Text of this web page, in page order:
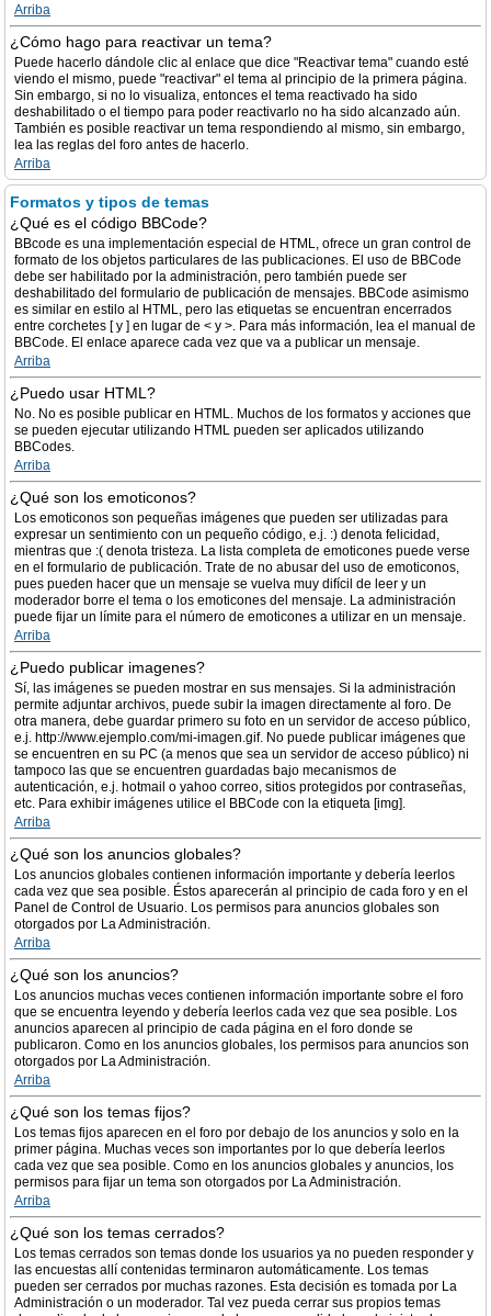
Arriba
¿Cómo hago para reactivar un tema?
Puede hacerlo dándole clic al enlace que dice "Reactivar tema" cuando esté
viendo el mismo, puede "reactivar" el tema al principio de la primera página.
Sin embargo, si no lo visualiza, entonces el tema reactivado ha sido
deshabilitado o el tiempo para poder reactivarlo no ha sido alcanzado aún.
También es posible reactivar un tema respondiendo al mismo, sin embargo,
lea las reglas del foro antes de hacerlo.
Arriba
Formatos y tipos de temas
¿Qué es el código BBCode?
BBcode es una implementación especial de HTML, ofrece un gran control de
formato de los objetos particulares de las publicaciones. El uso de BBCode
debe ser habilitado por la administración, pero también puede ser
deshabilitado del formulario de publicación de mensajes. BBCode asimismo
es similar en estilo al HTML, pero las etiquetas se encuentran encerrados
entre corchetes [ y ] en lugar de < y >. Para más información, lea el manual de
BBCode. El enlace aparece cada vez que va a publicar un mensaje.
Arriba
¿Puedo usar HTML?
No. No es posible publicar en HTML. Muchos de los formatos y acciones que
se pueden ejecutar utilizando HTML pueden ser aplicados utilizando
BBCodes.
Arriba
¿Qué son los emoticonos?
Los emoticonos son pequeñas imágenes que pueden ser utilizadas para
expresar un sentimiento con un pequeño código, e.j. :) denota felicidad,
mientras que :( denota tristeza. La lista completa de emoticones puede verse
en el formulario de publicación. Trate de no abusar del uso de emoticonos,
pues pueden hacer que un mensaje se vuelva muy difícil de leer y un
moderador borre el tema o los emoticones del mensaje. La administración
puede fijar un límite para el número de emoticones a utilizar en un mensaje.
Arriba
¿Puedo publicar imagenes?
Sí, las imágenes se pueden mostrar en sus mensajes. Si la administración
permite adjuntar archivos, puede subir la imagen directamente al foro. De
otra manera, debe guardar primero su foto en un servidor de acceso público,
e.j. http://www.ejemplo.com/mi-imagen.gif. No puede publicar imágenes que
se encuentren en su PC (a menos que sea un servidor de acceso público) ni
tampoco las que se encuentren guardadas bajo mecanismos de
autenticación, e.j. hotmail o yahoo correo, sitios protegidos por contraseñas,
etc. Para exhibir imágenes utilice el BBCode con la etiqueta [img].
Arriba
¿Qué son los anuncios globales?
Los anuncios globales contienen información importante y debería leerlos
cada vez que sea posible. Éstos aparecerán al principio de cada foro y en el
Panel de Control de Usuario. Los permisos para anuncios globales son
otorgados por La Administración.
Arriba
¿Qué son los anuncios?
Los anuncios muchas veces contienen información importante sobre el foro
que se encuentra leyendo y debería leerlos cada vez que sea posible. Los
anuncios aparecen al principio de cada página en el foro donde se
publicaron. Como en los anuncios globales, los permisos para anuncios son
otorgados por La Administración.
Arriba
¿Qué son los temas fijos?
Los temas fijos aparecen en el foro por debajo de los anuncios y solo en la
primer página. Muchas veces son importantes por lo que debería leerlos
cada vez que sea posible. Como en los anuncios globales y anuncios, los
permisos para fijar un tema son otorgados por La Administración.
Arriba
¿Qué son los temas cerrados?
Los temas cerrados son temas donde los usuarios ya no pueden responder y
las encuestas allí contenidas terminaron automáticamente. Los temas
pueden ser cerrados por muchas razones. Esta decisión es tomada por La
Administración o un moderador. Tal vez pueda cerrar sus propios temas